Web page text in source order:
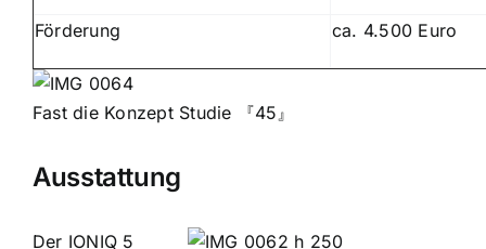
Förderung ca. 4.500 Euro
Fast die Konzept Studie 『45』
Ausstattung
Der IONIQ 5